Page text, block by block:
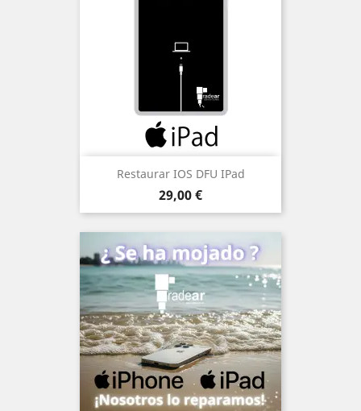
Restaurar IOS DFU IPad
Precio
29,00 €